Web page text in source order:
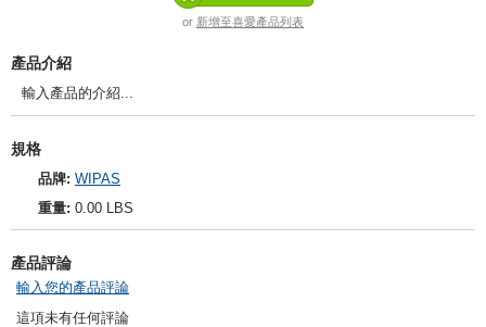
or 新增至喜愛產品列表
產品介紹
輸入產品的介紹...
規格
品牌: WIPAS
重量: 0.00 LBS
產品評論
輸入您的產品評論
這項未有任何評論